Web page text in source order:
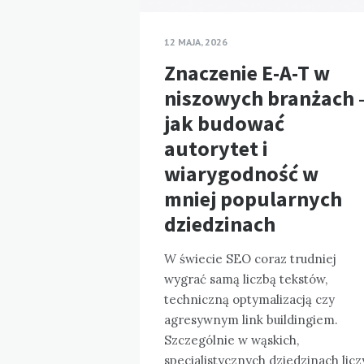
12 MAJA, 2026
Znaczenie E-A-T w
niszowych branżach
jak budować
autorytet i
wiarygodność w
mniej popularnych
dziedzinach
W świecie SEO coraz trudniej
wygrać samą liczbą tekstów,
techniczną optymalizacją czy
agresywnym link buildingiem.
Szczególnie w wąskich,
specjalistycznych dziedzinach